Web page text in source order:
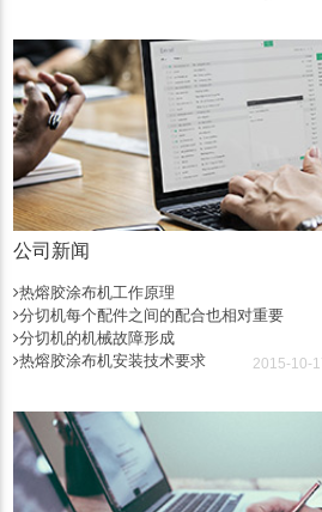
公司新闻
热熔胶涂布机工作原理
分切机每个配件之间的配合也相对重要
分切机的机械故障形成
热熔胶涂布机安装技术要求 2015-10-